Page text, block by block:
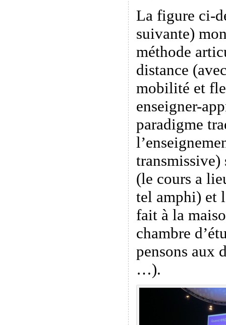
La figure ci-
suivante)
méthode
distance
mobilité et
enseigner-
paradigme
transmissive)
(le cours a
tel amphi) et
fait à la
chambre
pensons aux
…).